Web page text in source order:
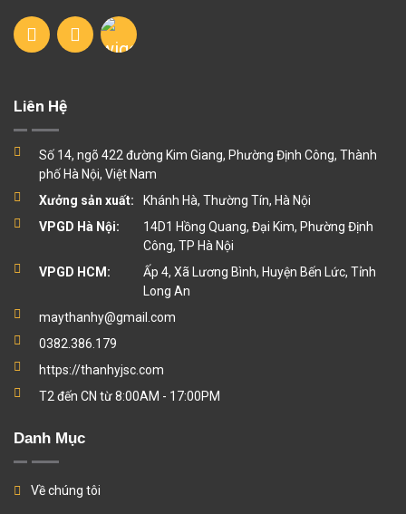
Liên Hệ
Số 14, ngõ 422 đường Kim Giang, Phường Định Công, Thành
phố Hà Nội, Việt Nam
Xưởng sản xuất:
Khánh Hà, Thường Tín, Hà Nội
VPGD Hà Nội:
14D1 Hồng Quang, Đại Kim, Phường Định
Công, TP Hà Nội
VPGD HCM:
Ấp 4, Xã Lương Bình, Huyện Bến Lức, Tỉnh
Long An
maythanhy@gmail.com
0382.386.179
https://thanhyjsc.com
T2 đến CN từ 8:00AM - 17:00PM
Danh Mục
Về chúng tôi